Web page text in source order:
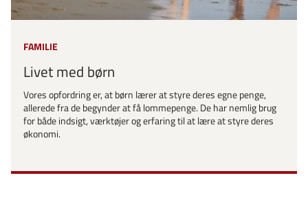
FAMILIE
Livet med børn
Vores opfordring er, at børn lærer at styre deres egne penge,
allerede fra de begynder at få lommepenge. De har nemlig brug
for både indsigt, værktøjer og erfaring til at lære at styre deres
økonomi.